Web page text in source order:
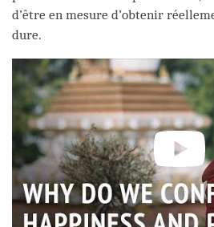
d’être en mesure d’obtenir
dure.